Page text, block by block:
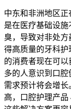
中东和非洲地区
是在医疗基础设施
臭，导致对非处
得高质量的牙科护
的消费者现在可
多的人意识到口
需求预计将会增
高，口腔护理产